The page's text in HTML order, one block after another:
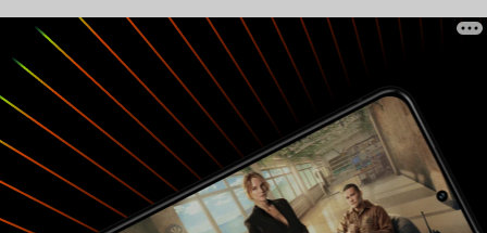
уборщик, когда то давно бывший неслабым
боксером. И очень скоро он начинает учить
парня, что нужно развивать не только голову,
но и некоторые способности по выживанию в
суровом обществе. Подается в классической
манере с непременными ошибками и
штампами жанра. Сначала все ок, потом какое-
нибудь препятствие, потом ругань с
продителями и сверстниками, и в конечном
итоге доказательство уже на ринге всем и вся,
что усилия были не напрасны. Очень